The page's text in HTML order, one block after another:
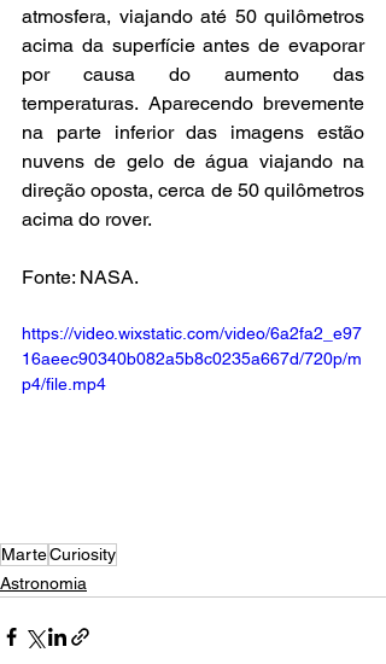
atmosfera, viajando até 50 quilômetros
acima da superfície antes de evaporar
por causa do aumento das
temperaturas. Aparecendo brevemente
na parte inferior das imagens estão
nuvens de gelo de água viajando na
direção oposta, cerca de 50 quilômetros
acima do rover.
Fonte: NASA.
https://video.wixstatic.com/video/6a2fa2_e97
16aeec90340b082a5b8c0235a667d/720p/m
p4/file.mp4
MarteCuriosity
Astronomia